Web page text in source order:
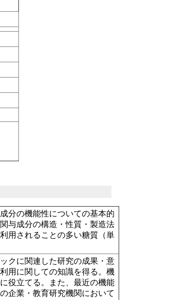
分の機能性についての基本的
与成分の構造・性質・製造法
用されることの多い糖質（単
クに関連した研究の成果・意
用に関しての知識を得る。機
役立てる。また、最近の機能
企業・教育研究機関において